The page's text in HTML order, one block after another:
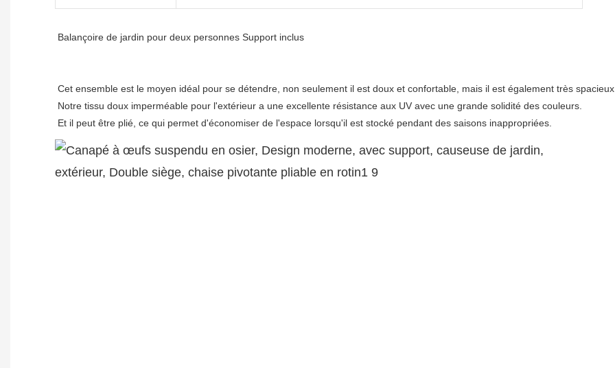
Cet ensemble est le moyen idéal pour se détendre, non seulement il est doux et confortable, mais il est également très spacieux.
Notre tissu doux imperméable pour l'extérieur a une excellente résistance aux UV avec une grande solidité des couleurs.